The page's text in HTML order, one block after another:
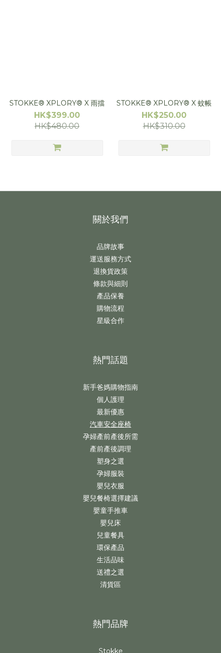
STOKKE® XPLORY® X 雨擋
HK$399.00
HK$480.00
STOKKE® XPLORY® X 蚊帳
HK$250.00
HK$310.00
關於我們
品牌故事
運送服務方式
退換貨政策
條款與細則
產品保養
購物流程
星級合作
熱門話題
新手爸媽購物指南
個人護理
最新優惠
汽車安全座椅
孕婦產前產後所需
產前產後調理
塑身之選
孕婦服裝
嬰兒衣服
嬰兒餐椅選擇建議
嬰童手推車
嬰兒床
兒童餐具
環保產品
生活品味
送禮之選
清貨區
熱門品牌
Stokke